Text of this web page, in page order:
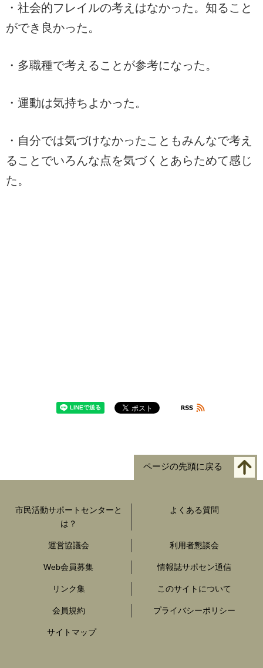
・社会的フレイルの考えはなかった。知ること
ができ良かった。
・多職種で考えることが参考になった。
・運動は気持ちよかった。
・自分では気づけなかったこともみんなで考え
ることでいろんな点を気づくとあらためて感じ
た。
ページの先頭に戻る
市民活動サポートセンターと
は？
よくある質問
運営協議会 利用者懇談会
Web会員募集 情報誌サポセン通信
リンク集 このサイトについて
会員規約 プライバシーポリシー
サイトマップ